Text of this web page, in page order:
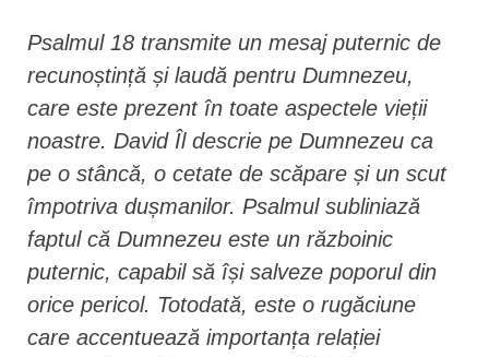
Psalmul 18 transmite un mesaj puternic de
recunoștință și laudă pentru Dumnezeu,
care este prezent în toate aspectele vieții
noastre. David Îl descrie pe Dumnezeu ca
pe o stâncă, o cetate de scăpare și un scut
împotriva dușmanilor. Psalmul subliniază
faptul că Dumnezeu este un războinic
puternic, capabil să își salveze poporul din
orice pericol. Totodată, este o rugăciune
care accentuează importanța relației